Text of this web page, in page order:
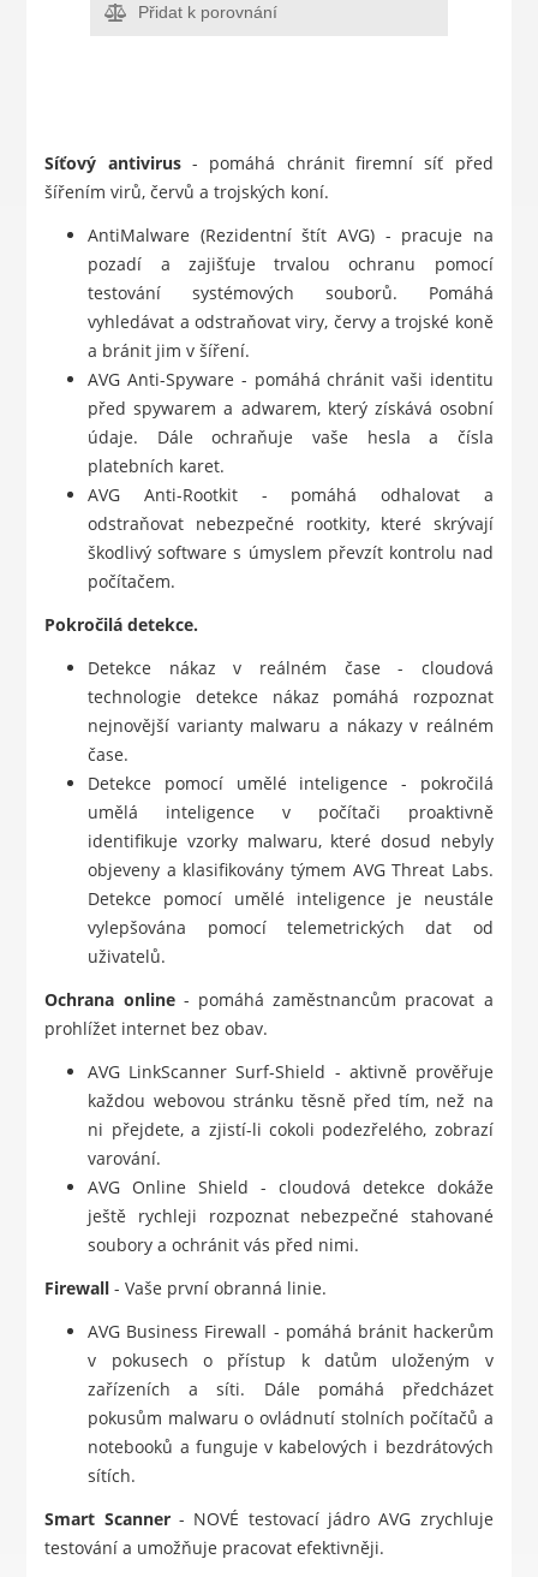
Přidat k porovnání
Síťový antivirus- pomáhá chránit firemní síť před
šířením virů, červů a trojských koní.
AntiMalware (Rezidentní štít AVG) - pracuje na
pozadí a zajišťuje trvalou ochranu pomocí
testování systémových souborů. Pomáhá
vyhledávat a odstraňovat viry, červy a trojské koně
a bránit jim v šíření.
AVG Anti-Spyware - pomáhá chránit vaši identitu
před spywarem a adwarem, který získává osobní
údaje. Dále ochraňuje vaše hesla a čísla
platebních karet.
AVG Anti-Rootkit - pomáhá odhalovat a
odstraňovat nebezpečné rootkity, které skrývají
škodlivý software s úmyslem převzít kontrolu nad
počítačem.
Pokročilá detekce.
Detekce nákaz v reálném čase - cloudová
technologie detekce nákaz pomáhá rozpoznat
nejnovější varianty malwaru a nákazy v reálném
čase.
Detekce pomocí umělé inteligence - pokročilá
umělá inteligence v počítači proaktivně
identifikuje vzorky malwaru, které dosud nebyly
objeveny a klasifikovány týmem AVG Threat Labs.
Detekce pomocí umělé inteligence je neustále
vylepšována pomocí telemetrických dat od
uživatelů.
Ochrana online- pomáhá zaměstnancům pracovat a
prohlížet internet bez obav.
AVG LinkScanner Surf-Shield - aktivně prověřuje
každou webovou stránku těsně před tím, než na
ni přejdete, a zjistí-li cokoli podezřelého, zobrazí
varování.
AVG Online Shield - cloudová detekce dokáže
ještě rychleji rozpoznat nebezpečné stahované
soubory a ochránit vás před nimi.
Firewall - Vaše první obranná linie.
AVG Business Firewall - pomáhá bránit hackerům
v pokusech o přístup k datům uloženým v
zařízeních a síti. Dále pomáhá předcházet
pokusům malwaru o ovládnutí stolních počítačů a
notebooků a funguje v kabelových i bezdrátových
sítích.
Smart Scanner- NOVÉ testovací jádro AVG zrychluje
testování a umožňuje pracovat efektivněji.